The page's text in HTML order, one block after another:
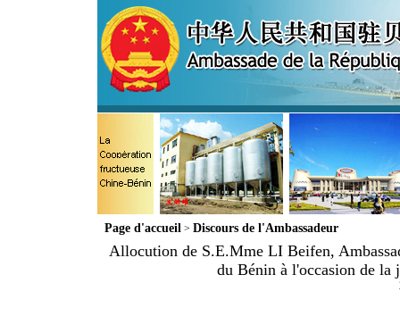
Page d'accueil> Discours de l'Ambassadeur
Allocution de S.E.Mme LI Beifen,
du Bénin à l'occasion de la